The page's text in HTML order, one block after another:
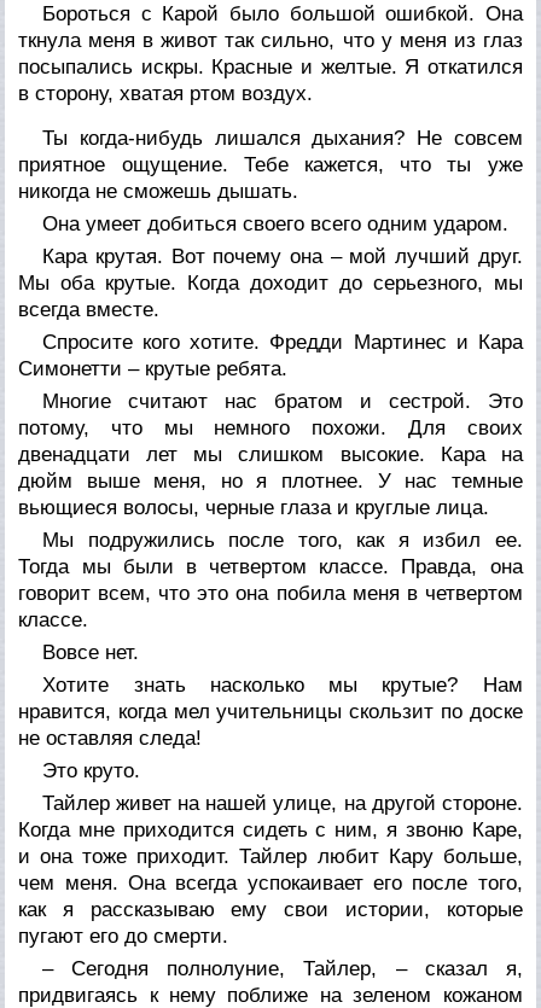
Бороться с Карой было большой ошибкой. Она
ткнула меня в живот так сильно, что у меня из глаз
посыпались искры. Красные и желтые. Я откатился
в сторону, хватая ртом воздух.
Ты когда-нибудь лишался дыхания? Не совсем
приятное ощущение. Тебе кажется, что ты уже
никогда не сможешь дышать.
Она умеет добиться своего всего одним ударом.
Кара крутая. Вот почему она – мой лучший друг.
Мы оба крутые. Когда доходит до серьезного, мы
всегда вместе.
Спросите кого хотите. Фредди Мартинес и Кара
Симонетти – крутые ребята.
Многие считают нас братом и сестрой. Это
потому, что мы немного похожи. Для своих
двенадцати лет мы слишком высокие. Кара на
дюйм выше меня, но я плотнее. У нас темные
вьющиеся волосы, черные глаза и круглые лица.
Мы подружились после того, как я избил ее.
Тогда мы были в четвертом классе. Правда, она
говорит всем, что это она побила меня в четвертом
классе.
Вовсе нет.
Хотите знать насколько мы крутые? Нам
нравится, когда мел учительницы скользит по доске
не оставляя следа!
Это круто.
Тайлер живет на нашей улице, на другой стороне.
Когда мне приходится сидеть с ним, я звоню Каре,
и она тоже приходит. Тайлер любит Кару больше,
чем меня. Она всегда успокаивает его после того,
как я рассказываю ему свои истории, которые
пугают его до смерти.
– Сегодня полнолуние, Тайлер, – сказал я,
придвигаясь к нему поближе на зеленом кожаном